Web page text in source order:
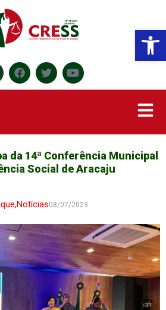
da 14ª Conferência Municipal
Social de Aracaju
,Notícias08/07/2023